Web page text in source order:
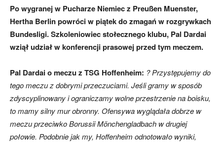
aktualności
(transfery,
mecze,
skład)
Po wygranej w Pucharze Niemiec z Preußen Muenster,
Hertha Berlin powróci w piątek do zmagań w rozgrywkach
Bundesligi. Szkoleniowiec stołecznego klubu, Pal Dardai
wziął udział w konferencji prasowej przed tym meczem.
Pal Dardai o meczu z TSG Hoffenheim: ? Przystępujemy do
tego meczu z dobrymi przeczuciami. Jeśli gramy w sposób
zdyscyplinowany i ograniczamy wolne przestrzenie na boisku,
to mamy silny mur obronny. Ofensywa wyglądała dobrze w
meczu przeciwko Borussii Mönchengladbach w drugiej
połowie. Podobnie jak my, Hoffenheim odnotowało wyniki,